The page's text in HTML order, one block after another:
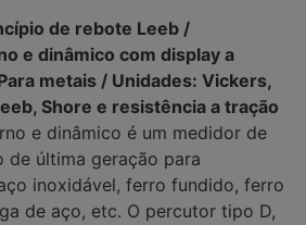
de rebote Leeb /
e dinâmico com display a
metais / Unidades: Vickers,
Shore e resistência a tração
e dinâmico é um medidor de
de última geração para
inoxidável, ferro fundido, ferro
de aço, etc. O percutor tipo D,